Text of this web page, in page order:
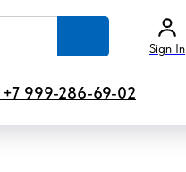
Sign In
999-286-69-02